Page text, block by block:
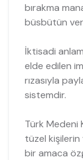
bırakma
büsbütün
İktisadi
elde edilen
rızasıyla
sistemdir.
Türk Medeni
tüzel kişilerin
bir amaca